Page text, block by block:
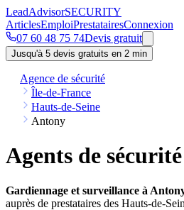
LeadAdvisorSECURITY
ArticlesEmploiPrestatairesConnexion
07 60 48 75 74Devis gratuit
Jusqu'à 5 devis gratuits en 2 min
Agence de sécurité
Île-de-France
Hauts-de-Seine
Antony
Agents de
Gardiennage et surveillance à
auprès de prestataires des Hauts-de-